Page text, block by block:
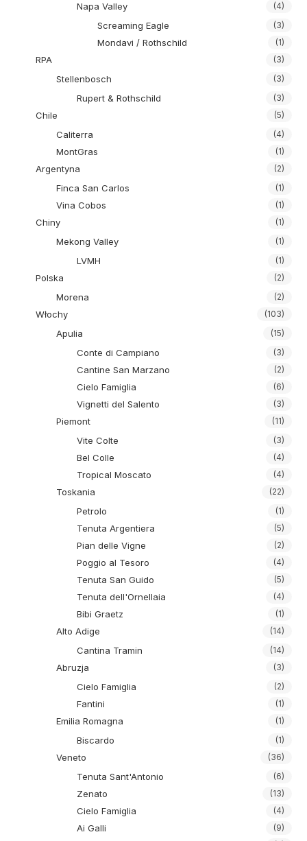
Napa Valley (4)
Screaming Eagle (3)
Mondavi / Rothschild (1)
RPA (3)
Stellenbosch (3)
Rupert & Rothschild (3)
Chile (5)
Caliterra (4)
MontGras (1)
Argentyna (2)
Finca San Carlos (1)
Vina Cobos (1)
Chiny (1)
Mekong Valley (1)
LVMH (1)
Polska (2)
Morena (2)
Włochy (103)
Apulia (15)
Conte di Campiano (3)
Cantine San Marzano (2)
Cielo Famiglia (6)
Vignetti del Salento (3)
Piemont (11)
Vite Colte (3)
Bel Colle (4)
Tropical Moscato (4)
Toskania (22)
Petrolo (1)
Tenuta Argentiera (5)
Pian delle Vigne (2)
Poggio al Tesoro (4)
Tenuta San Guido (5)
Tenuta dell'Ornellaia (4)
Bibi Graetz (1)
Alto Adige (14)
Cantina Tramin (14)
Abruzja (3)
Cielo Famiglia (2)
Fantini (1)
Emilia Romagna (1)
Biscardo (1)
Veneto (36)
Tenuta Sant'Antonio (6)
Zenato (13)
Cielo Famiglia (4)
Ai Galli (9)